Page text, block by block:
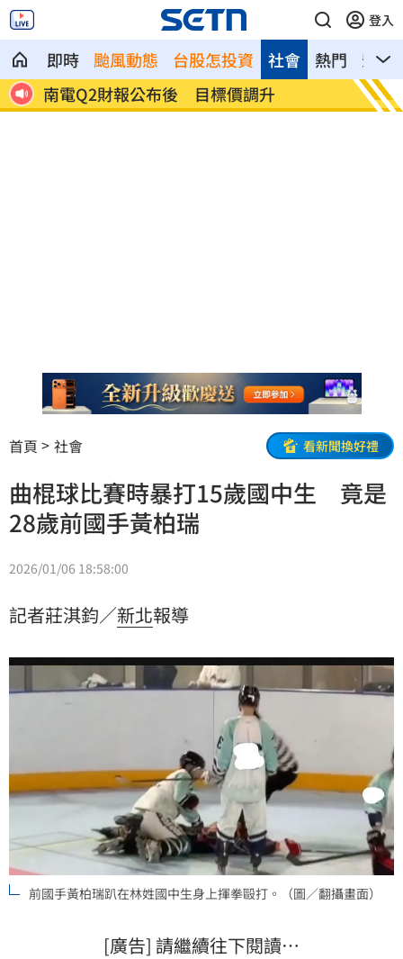
登入
即時 颱風動態 台股怎投資 熱門 影音
社會
特
南電Q2財報公布後 目標價調升 俄軍
首頁 社會 看新聞換好禮
曲棍球比賽時暴打15歲國中生 竟是
28歲前國手黃柏瑞
2026/01/06 18:58:00
記者莊淇鈞／新北報導
前國手黃柏瑞趴在林姓國中生身上揮拳毆打。（圖／翻攝畫面）
[廣告] 請繼續往下閱讀…